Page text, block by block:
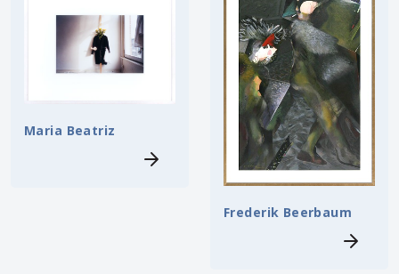
Maria Beatriz
Frederik Beerbaum